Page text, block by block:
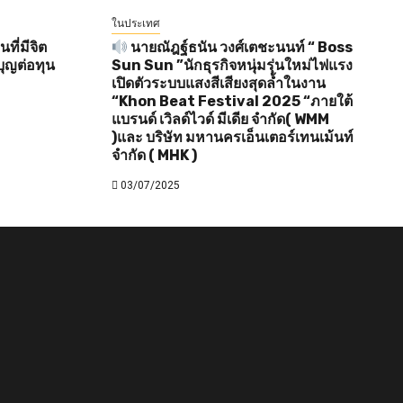
ที่มีจิต
ญต่อทุน
ในประเทศ
นายณัฎฐ์ธนัน วงศ์เตชะนนท์ “ Boss
Sun Sun ”นักธุรกิจหนุ่มรุ่นใหม่ไฟแรง
เปิดตัวระบบแสงสีเสียงสุดล้ำในงาน
“Khon Beat Festival 2025 “ภายใต้
แบรนด์ เวิลด์ไวด์ มีเดีย จำกัด( WMM
)และ บริษัท มหานครเอ็นเตอร์เทนเม้นท์
จำกัด ( MHK )
03/07/2025